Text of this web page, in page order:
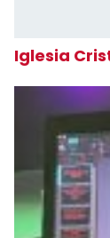
Iglesia